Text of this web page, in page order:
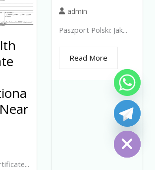
admin
Paszport Polski: Jak...
Read More
Hide chaty